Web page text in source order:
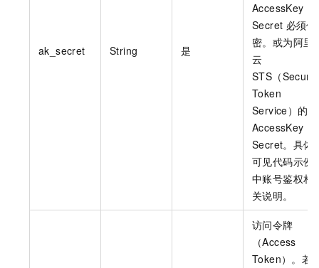
ak_secret String 是
AccessKey
Secret 必须保
密。或为阿里
云
STS（
Token
Service）的
AccessKey
Secret。具体
可见代码示例
中账号鉴权相
关说明。
访问令牌
（Access
Token）。若